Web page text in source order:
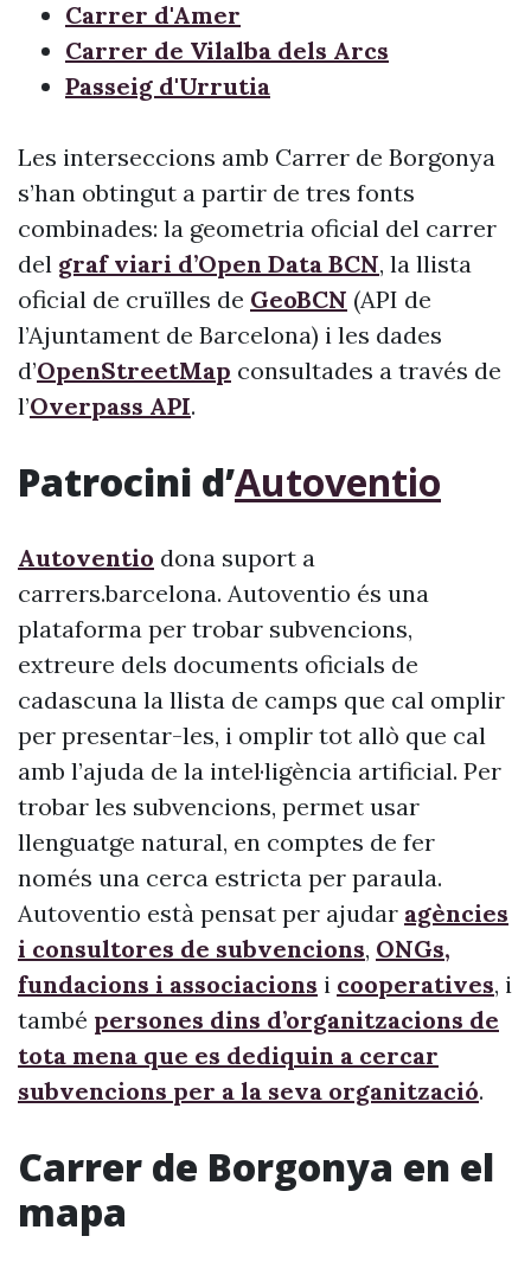
Carrer d'Amer
Carrer de Vilalba dels Arcs
Passeig d'Urrutia
Les interseccions amb Carrer de Borgonya
s’han obtingut a partir de tres fonts
combinades: la geometria oficial del carrer
del graf viari d’Open Data BCN, la llista
oficial de cruïlles de GeoBCN (API de
l’Ajuntament de Barcelona) i les dades
d’OpenStreetMap consultades a través de
l’Overpass API.
Patrocini d’Autoventio
Autoventio dona suport a
carrers.barcelona. Autoventio és una
plataforma per trobar subvencions,
extreure dels documents oficials de
cadascuna la llista de camps que cal omplir
per presentar-les, i omplir tot allò que cal
amb l’ajuda de la intel·ligència artificial. Per
trobar les subvencions, permet usar
llenguatge natural, en comptes de fer
només una cerca estricta per paraula.
Autoventio està pensat per ajudar agències
i consultores de subvencions, ONGs,
fundacions i associacions i cooperatives, i
també persones dins d’organitzacions de
tota mena que es dediquin a cercar
subvencions per a la seva organització.
Carrer de Borgonya en el
mapa